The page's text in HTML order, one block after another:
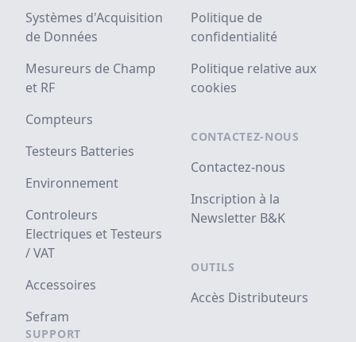
Systèmes d'Acquisition
de Données
Mesureurs de Champ
et RF
Compteurs
Testeurs Batteries
Environnement
Controleurs
Electriques et Testeurs
/ VAT
Accessoires
Sefram
SUPPORT
Politique de
confidentialité
Politique relative aux
cookies
CONTACTEZ-NOUS
Contactez-nous
Inscription à la
Newsletter B&K
OUTILS
Accès Distributeurs